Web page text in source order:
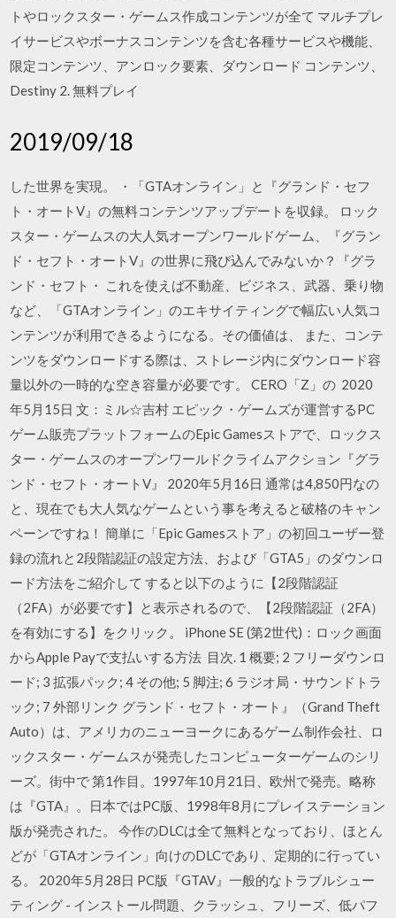
トやロックスター・ゲームス作成コンテンツが全て マルチプレ
イサービスやボーナスコンテンツを含む各種サービスや機能、
限定コンテンツ、アンロック要素、ダウンロード コンテンツ、
Destiny 2. 無料プレイ
2019/09/18
した世界を実現。 ・「GTAオンライン」と『グランド・セフ
ト・オートV』の無料コンテンツアップデートを収録。 ロック
スター・ゲームスの大人気オープンワールドゲーム、『グラン
ド・セフト・オートV』の世界に飛び込んでみないか？『グラ
ンド・セフト・ これを使えば不動産、ビジネス、武器、乗り物
など、「GTAオンライン」のエキサイティングで幅広い人気コ
ンテンツが利用できるようになる。その価値は、 また、コンテ
ンツをダウンロードする際は、ストレージ内にダウンロード容
量以外の一時的な空き容量が必要です。 CERO「Z」の 2020
年5月15日 文：ミル☆吉村 エピック・ゲームズが運営するPC
ゲーム販売プラットフォームのEpic Gamesストアで、ロックス
ター・ゲームスのオープンワールドクライムアクション『グラ
ンド・セフト・オートV』 2020年5月16日 通常は4,850円なの
と、現在でも大人気なゲームという事を考えると破格のキャン
ペーンですね！ 簡単に「Epic Gamesストア」の初回ユーザー登
録の流れと2段階認証の設定方法、および「GTA5」のダウンロ
ード方法をご紹介して すると以下のように【2段階認証
（2FA）が必要です】と表示されるので、【2段階認証（2FA）
を有効にする】をクリック。 iPhone SE (第2世代)：ロック画面
からApple Payで支払いする方法 目次. 1 概要; 2 フリーダウンロ
ード; 3 拡張パック; 4 その他; 5 脚注; 6 ラジオ局・サウンドトラ
ック; 7 外部リンク グランド・セフト・オート』（Grand Theft
Auto）は、アメリカのニューヨークにあるゲーム制作会社、ロ
ックスター・ゲームスが発売したコンピューターゲームのシリ
ーズ。街中で 第1作目。1997年10月21日、欧州で発売。略称
は『GTA』。日本ではPC版、1998年8月にプレイステーション
版が発売された。 今作のDLCは全て無料となっており、ほとん
どが「GTAオンライン」向けのDLCであり、定期的に行ってい
る。 2020年5月28日 PC版『GTAV』一般的なトラブルシュー
ティング - インストール問題、クラッシュ、フリーズ、低パフ